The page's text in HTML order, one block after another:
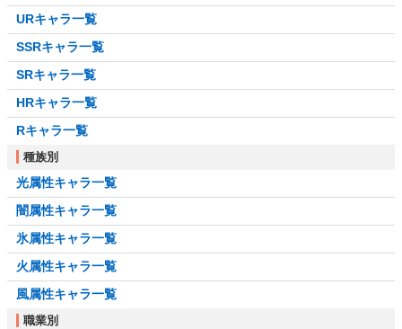
URキャラ一覧
SSRキャラ一覧
SRキャラ一覧
HRキャラ一覧
Rキャラ一覧
種族別
光属性キャラ一覧
闇属性キャラ一覧
氷属性キャラ一覧
火属性キャラ一覧
風属性キャラ一覧
職業別